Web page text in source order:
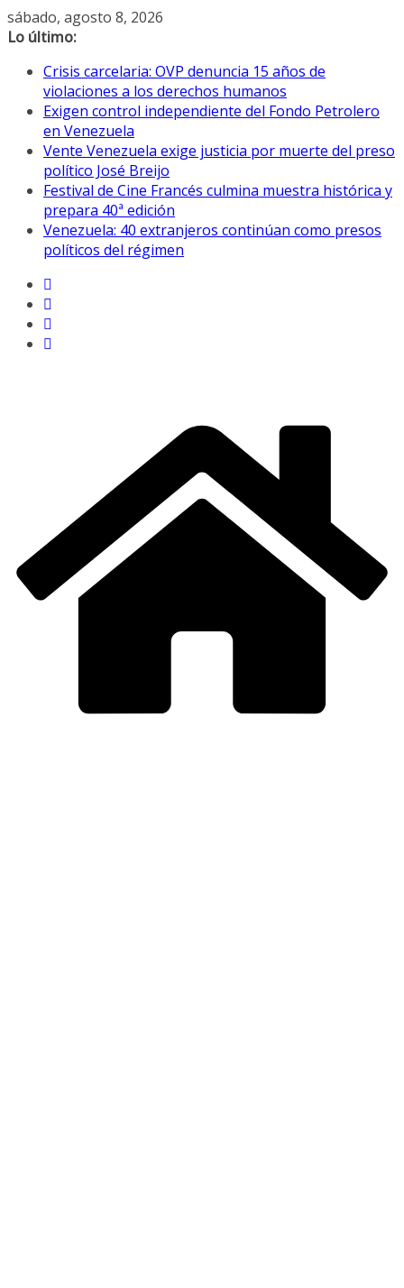
Saltar
al
sábado, agosto 8, 2026
Lo último:
Crisis carcelaria: OVP denuncia 15 años de
violaciones a los derechos humanos
Exigen control independiente del Fondo Petrolero
en Venezuela
Vente Venezuela exige justicia por muerte del preso
político José Breijo
Festival de Cine Francés culmina muestra histórica y
prepara 40ª edición
Venezuela: 40 extranjeros continúan como presos
políticos del régimen